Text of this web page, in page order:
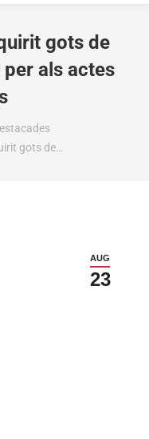
gots de
als actes
gots de…
AUG
23